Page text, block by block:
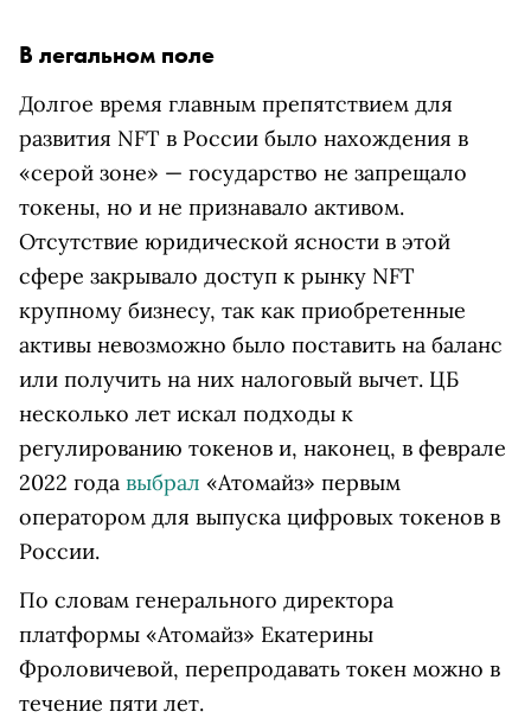
В легальном поле
Долгое время главным препятствием для
развития NFT в России было нахождения в
«серой зоне» — государство не запрещало
токены, но и не признавало активом.
Отсутствие юридической ясности в этой
сфере закрывало доступ к рынку NFT
крупному бизнесу, так как приобретенные
активы невозможно было поставить на баланс
или получить на них налоговый вычет. ЦБ
несколько лет искал подходы к
регулированию токенов и, наконец, в феврале
2022 года выбрал «Атомайз» первым
оператором для выпуска цифровых токенов в
России.
По словам генерального директора
платформы «Атомайз» Екатерины
Фроловичевой, перепродавать токен можно в
течение пяти лет.